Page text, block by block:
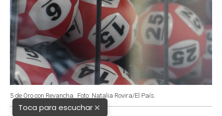
5 de Oro con Revancha. Foto: Natalia Rovira/El País.
Toca para escuchar×